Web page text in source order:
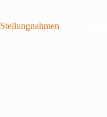
Stellungnahmen